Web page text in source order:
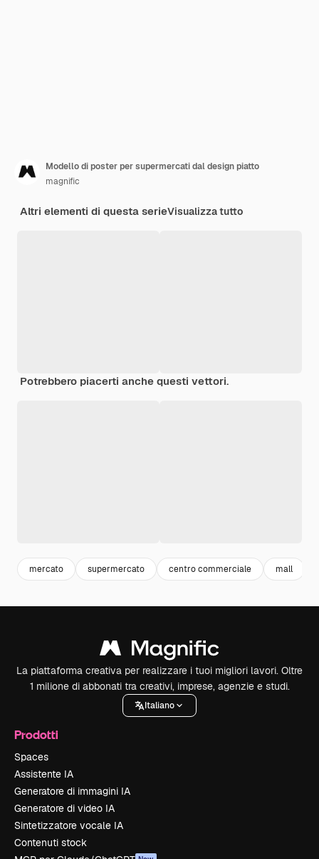
Modello di poster per supermercati dal design piatto
magnific
Altri elementi di questa serieVisualizza tutto
Potrebbero piacerti anche questi vettori.
mercato supermercato centro commerciale mall
La piattaforma creativa per realizzare i tuoi migliori lavori. Oltre
1 milione di abbonati tra creativi, imprese, agenzie e studi.
Italiano
Prodotti
Spaces
Assistente IA
Generatore di immagini IA
Generatore di video IA
Sintetizzatore vocale IA
Contenuti stock